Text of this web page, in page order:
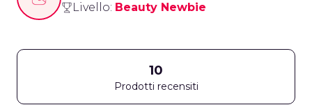
Livello: Beauty Newbie
10
Prodotti recensiti